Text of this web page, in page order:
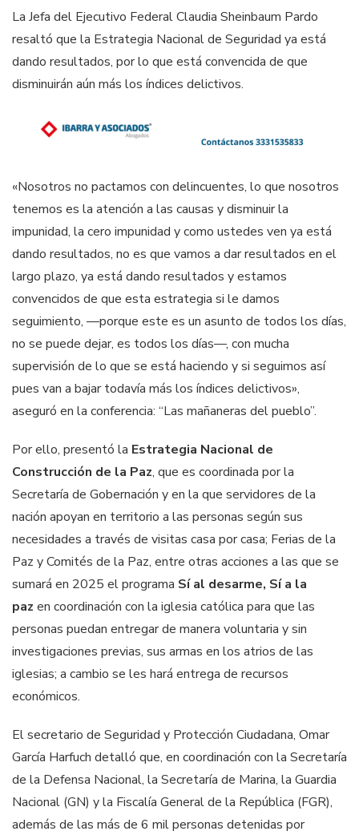
La Jefa del Ejecutivo Federal Claudia Sheinbaum Pardo
resaltó que la Estrategia Nacional de Seguridad ya está
dando resultados, por lo que está convencida de que
disminuirán aún más los índices delictivos.
«Nosotros no pactamos con delincuentes, lo que nosotros
tenemos es la atención a las causas y disminuir la
impunidad, la cero impunidad y como ustedes ven ya está
dando resultados, no es que vamos a dar resultados en el
largo plazo, ya está dando resultados y estamos
convencidos de que esta estrategia si le damos
seguimiento, —porque este es un asunto de todos los días,
no se puede dejar, es todos los días—, con mucha
supervisión de lo que se está haciendo y si seguimos así
pues van a bajar todavía más los índices delictivos»,
aseguró en la conferencia: “Las mañaneras del pueblo”.
Por ello, presentó la Estrategia Nacional de
Construcción de la Paz, que es coordinada por la
Secretaría de Gobernación y en la que servidores de la
nación apoyan en territorio a las personas según sus
necesidades a través de visitas casa por casa; Ferias de la
Paz y Comités de la Paz, entre otras acciones a las que se
sumará en 2025 el programa Sí al desarme, Sí a la
paz en coordinación con la iglesia católica para que las
personas puedan entregar de manera voluntaria y sin
investigaciones previas, sus armas en los atrios de las
iglesias; a cambio se les hará entrega de recursos
económicos.
El secretario de Seguridad y Protección Ciudadana, Omar
García Harfuch detalló que, en coordinación con la Secretaría
de la Defensa Nacional, la Secretaría de Marina, la Guardia
Nacional (GN) y la Fiscalía General de la República (FGR),
además de las más de 6 mil personas detenidas por